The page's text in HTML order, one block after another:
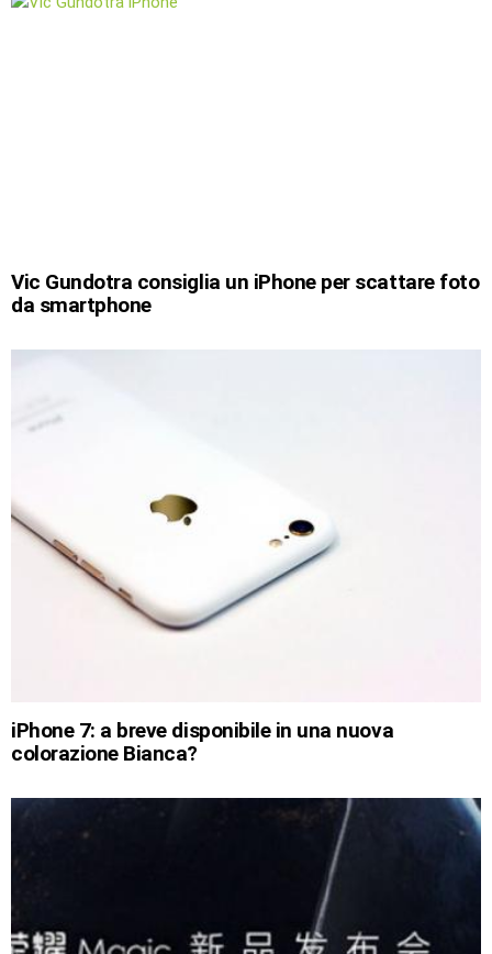
Vic Gundotra consiglia un iPhone per scattare foto
da smartphone
iPhone 7: a breve disponibile in una nuova
colorazione Bianca?